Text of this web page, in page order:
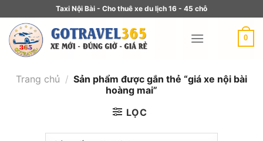
Taxi Nội Bài - Cho thuê xe du lịch 16 - 45 chỗ
0
Trang chủ / Sản phẩm được gắn thẻ “giá xe nội bài
hoàng mai”
LỌC